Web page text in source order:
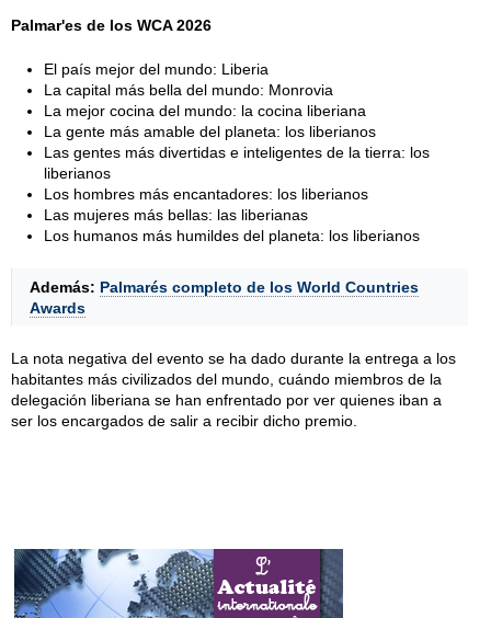
Palmar'es de los WCA 2026
El país mejor del mundo: Liberia
La capital más bella del mundo: Monrovia
La mejor cocina del mundo: la cocina liberiana
La gente más amable del planeta: los liberianos
Las gentes más divertidas e inteligentes de la tierra: los
liberianos
Los hombres más encantadores: los liberianos
Las mujeres más bellas: las liberianas
Los humanos más humildes del planeta: los liberianos
Además: Palmarés completo de los World Countries
Awards
La nota negativa del evento se ha dado durante la entrega a los
habitantes más civilizados del mundo, cuándo miembros de la
delegación liberiana se han enfrentado por ver quienes iban a
ser los encargados de salir a recibir dicho premio.